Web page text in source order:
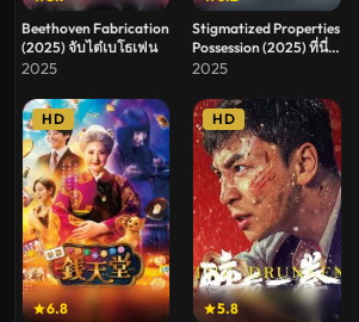
Beethoven Fabrication
(2025) จับไต๋เบโธเฟน
2025
Stigmatized Properties
Possession (2025) ที่นี่มี
ประวัติ คนดีผีสิง
2025
6.8
HD
5.8
HD